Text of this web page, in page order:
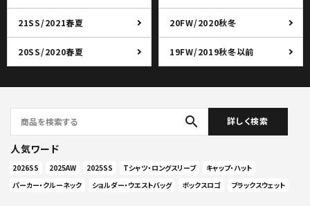
21SS/2021春夏 20FW/2020秋冬
20SS/2020春夏 19FW/2019秋冬以前
search 詳しく検索
人気ワード
2026SS 2025AW 2025SS Tシャツ・ロングスリーブ
キャップ・ハット
パーカー・クルーネック
ショルダー・ウエストバッグ ボックスロゴ ブラックスウェット